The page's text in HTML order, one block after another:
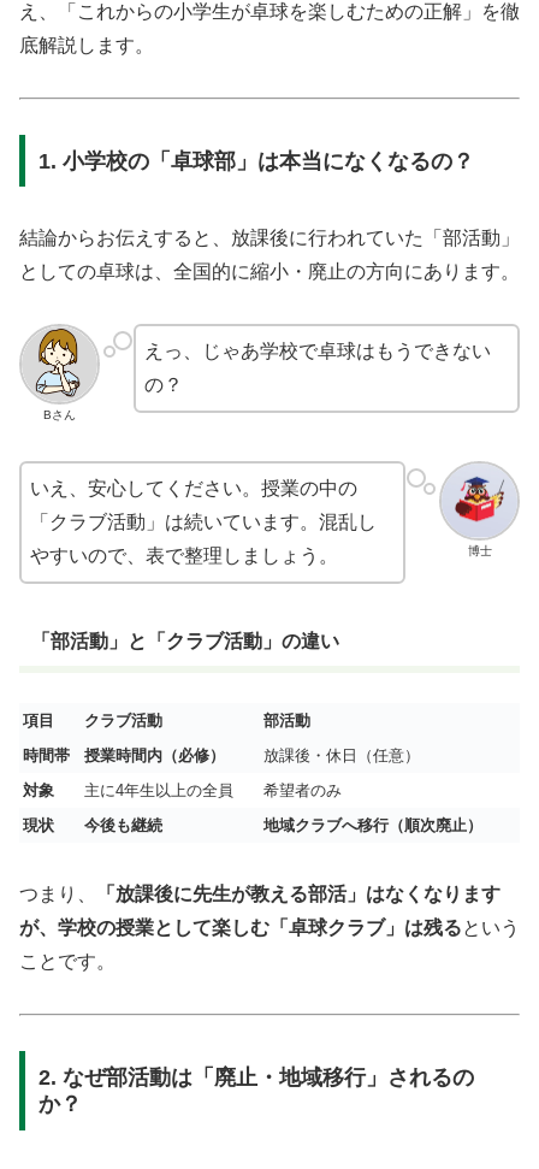
え、「これからの小学生が卓球を楽しむための正解」を徹
底解説します。
1. 小学校の「卓球部」は本当になくなるの？
結論からお伝えすると、放課後に行われていた「部活動」
としての卓球は、全国的に縮小・廃止の方向にあります。
Bさん
えっ、じゃあ学校で卓球はもうできない
の？
博士
いえ、安心してください。授業の中の
「クラブ活動」は続いています。混乱し
やすいので、表で整理しましょう。
「部活動」と「クラブ活動」の違い
項目 クラブ活動
部活動
時間帯
授業時間内（必修）
放課後・休日（任意）
対象
主に4年生以上の全員
希望者のみ
現状
今後も継続 地域クラブへ移行（順次廃止）
つまり、
「放課後に先生が教える部活」はなくなります
が、学校の授業として楽しむ「卓球クラブ」は残るという
ことです。
2. なぜ部活動は「廃止・地域移行」されるの
か？